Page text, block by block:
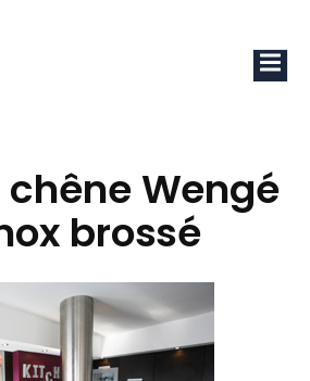
Wengé
brossé